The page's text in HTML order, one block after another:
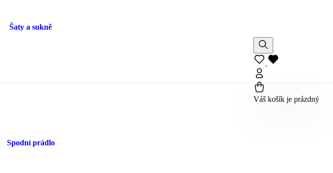
Šaty a sukně
Spodní prádlo
Váš košík je prázdný